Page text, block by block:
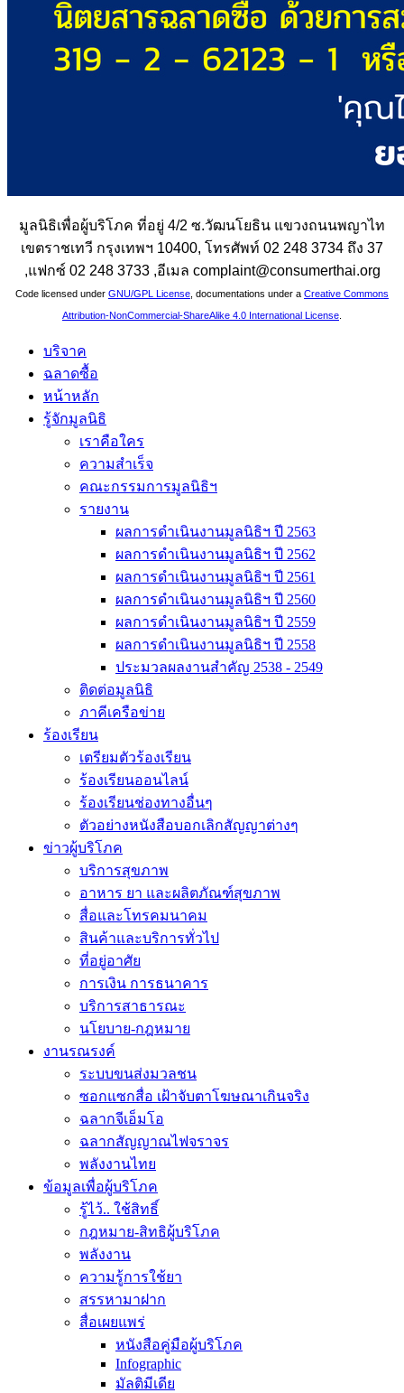
มูลนิธิเพื่อผู้บริโภค ที่อยู่ 4/2 ซ.วัฒนโยธิน แขวงถนนพญาไท
เขตราชเทวี กรุงเทพฯ 10400, โทรศัพท์ 02 248 3734 ถึง 37
,แฟกซ์ 02 248 3733 ,อีเมล complaint@consumerthai.org
Code licensed under GNU/GPL License , documentations under a Creative Commons
Attribution-NonCommercial-ShareAlike 4.0 International License
บริจาค
ฉลาดซื้อ
หน้าหลัก
รู้จักมูลนิธิ
เราคือใคร
ความสำเร็จ
คณะกรรมการมูลนิธิฯ
รายงาน
ผลการดำเนินงานมูลนิธิฯ ปี 2563
ผลการดำเนินงานมูลนิธิฯ ปี 2562
ผลการดำเนินงานมูลนิธิฯ ปี 2561
ผลการดำเนินงานมูลนิธิฯ ปี 2560
ผลการดำเนินงานมูลนิธิฯ ปี 2559
ผลการดำเนินงานมูลนิธิฯ ปี 2558
ประมวลผลงานสำคัญ 2538 - 2549
ติดต่อมูลนิธิ
ภาคีเครือข่าย
ร้องเรียน
เตรียมตัวร้องเรียน
ร้องเรียนออนไลน์
ร้องเรียนช่องทางอื่นๆ
ตัวอย่างหนังสือบอกเลิกสัญญาต่างๆ
ข่าวผู้บริโภค
บริการสุขภาพ
อาหาร ยา และผลิตภัณฑ์สุขภาพ
สื่อและโทรคมนาคม
สินค้าและบริการทั่วไป
ที่อยู่อาศัย
การเงิน การธนาคาร
บริการสาธารณะ
นโยบาย-กฎหมาย
งานรณรงค์
ระบบขนส่งมวลชน
ซอกแซกสื่อ เฝ้าจับตาโฆษณาเกินจริง
ฉลากจีเอ็มโอ
ฉลากสัญญาณไฟจราจร
พลังงานไทย
ข้อมูลเพื่อผู้บริโภค
รู้ไว้.. ใช้สิทธิ์
กฎหมาย-สิทธิผู้บริโภค
พลังงาน
ความรู้การใช้ยา
สรรหามาฝาก
สื่อเผยแพร่
หนังสือคู่มือผู้บริโภค
Infographic
มัลติมีเดีย